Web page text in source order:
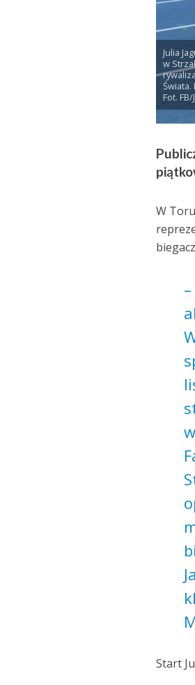
Julia
w
Świata.
Fot.
W
Start